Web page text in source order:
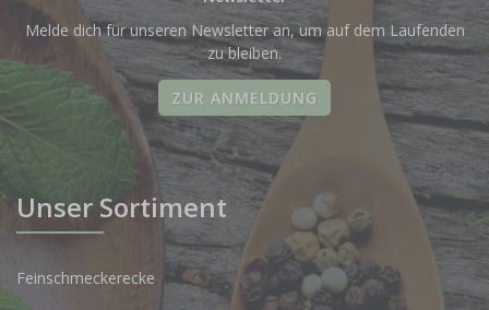
Melde dich für unseren Newsletter an, um auf dem Laufenden
zu bleiben.
ZUR ANMELDUNG
Unser Sortiment
Feinschmeckerecke